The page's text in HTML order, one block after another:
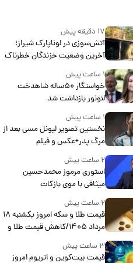
۱۷ دقیقه پیش
آتش‌سوزی در لوناپارک شیراز؛
آخرین وضعیت خزندگان خطرناک
پس از حادثه
۱ ساعت پیش
خواستگار ۵۰ساله شاهدخت
لئونور بازداشت شد
۱ ساعت پیش
نخستین تصویر لیونل مسی بعد از
مرگ پدر+عکس و فیلم
۲ ساعت پیش
استوری مرموز محمدحسین
میثاقی با موی بازکات
۲ ساعت پیش
قیمت طلا و سکه امروز یکشنبه ۱۸
مرداد ۱۴۰۵/کاهش قیمت طلا و
۳ ساعت پیش
قیمت بیت‌کوین و اتریوم امروز